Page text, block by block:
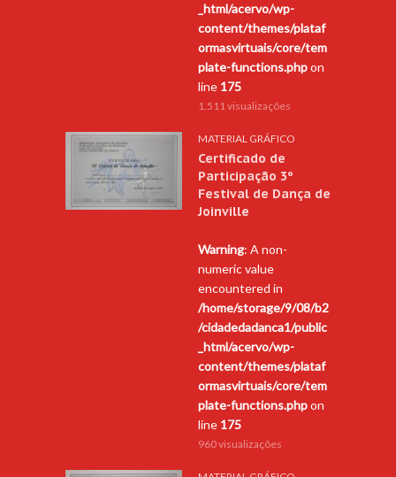
_html/acervo/wp-
content/themes/plataf
ormasvirtuais/core/tem
plate-functions.phpon
line 175
1.511 visualizações
MATERIAL GRÁFICO
Certificado de
Participação 3º
Festival de Dança de
Joinville
Warning: A non-
numeric value
encountered in
/home/storage/9/08/b2
/cidadedadanca1/public
_html/acervo/wp-
content/themes/plataf
ormasvirtuais/core/tem
plate-functions.phpon
line 175
960 visualizações